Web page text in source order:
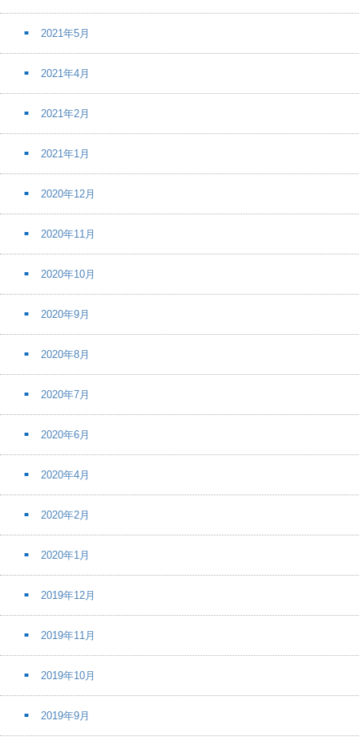
2021年5月
2021年4月
2021年2月
2021年1月
2020年12月
2020年11月
2020年10月
2020年9月
2020年8月
2020年7月
2020年6月
2020年4月
2020年2月
2020年1月
2019年12月
2019年11月
2019年10月
2019年9月